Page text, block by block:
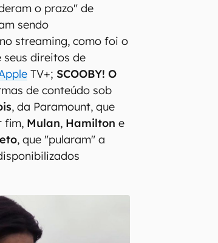
o prazo" de
sendo
streaming, como foi o
seus direitos de
TV+; SCOOBY! O
de conteúdo sob
, da Paramount, que
fim, Mulan, Hamiltone
, que "pularam" a